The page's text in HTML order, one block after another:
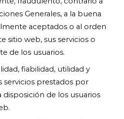
Generales, a la buena
aceptados o al orden
sitio web, sus servicios o
de los usuarios.
fiabilidad, utilidad y
servicios prestados por
de los usuarios